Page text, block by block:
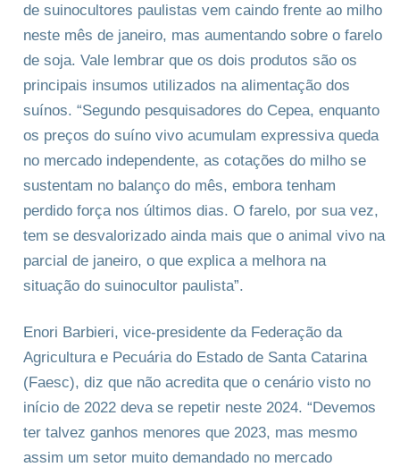
de suinocultores paulistas vem caindo frente ao milho
neste mês de janeiro, mas aumentando sobre o farelo
de soja. Vale lembrar que os dois produtos são os
principais insumos utilizados na alimentação dos
suínos. “Segundo pesquisadores do Cepea, enquanto
os preços do suíno vivo acumulam expressiva queda
no mercado independente, as cotações do milho se
sustentam no balanço do mês, embora tenham
perdido força nos últimos dias. O farelo, por sua vez,
tem se desvalorizado ainda mais que o animal vivo na
parcial de janeiro, o que explica a melhora na
situação do suinocultor paulista”.
Enori Barbieri, vice-presidente da Federação da
Agricultura e Pecuária do Estado de Santa Catarina
(Faesc), diz que não acredita que o cenário visto no
início de 2022 deva se repetir neste 2024. “Devemos
ter talvez ganhos menores que 2023, mas mesmo
assim um setor muito demandado no mercado